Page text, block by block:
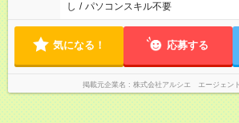
し / パソコンスキル不要
気になる！ 応募する
掲載元企業名 株式会社アルシエ エージェン